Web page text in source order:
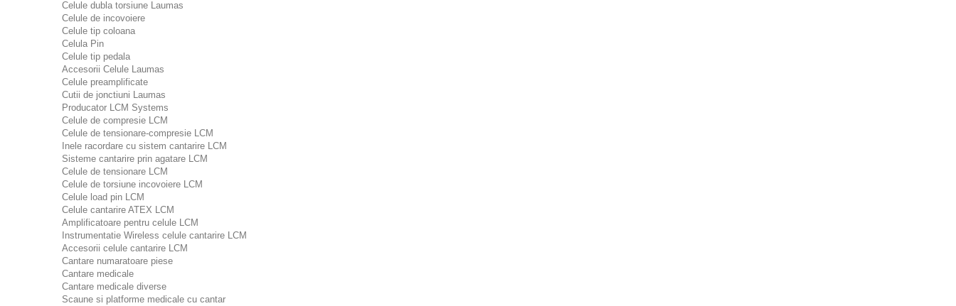
Celule dubla torsiune Laumas
Celule de incovoiere
Celule tip coloana
Celula Pin
Celule tip pedala
Accesorii Celule Laumas
Celule preamplificate
Cutii de jonctiuni Laumas
Producator LCM Systems
Celule de compresie LCM
Celule de tensionare-compresie LCM
Inele racordare cu sistem cantarire LCM
Sisteme cantarire prin agatare LCM
Celule de tensionare LCM
Celule de torsiune incovoiere LCM
Celule load pin LCM
Celule cantarire ATEX LCM
Amplificatoare pentru celule LCM
Instrumentatie Wireless celule cantarire LCM
Accesorii celule cantarire LCM
Cantare numaratoare piese
Cantare medicale
Cantare medicale diverse
Scaune si platforme medicale cu cantar